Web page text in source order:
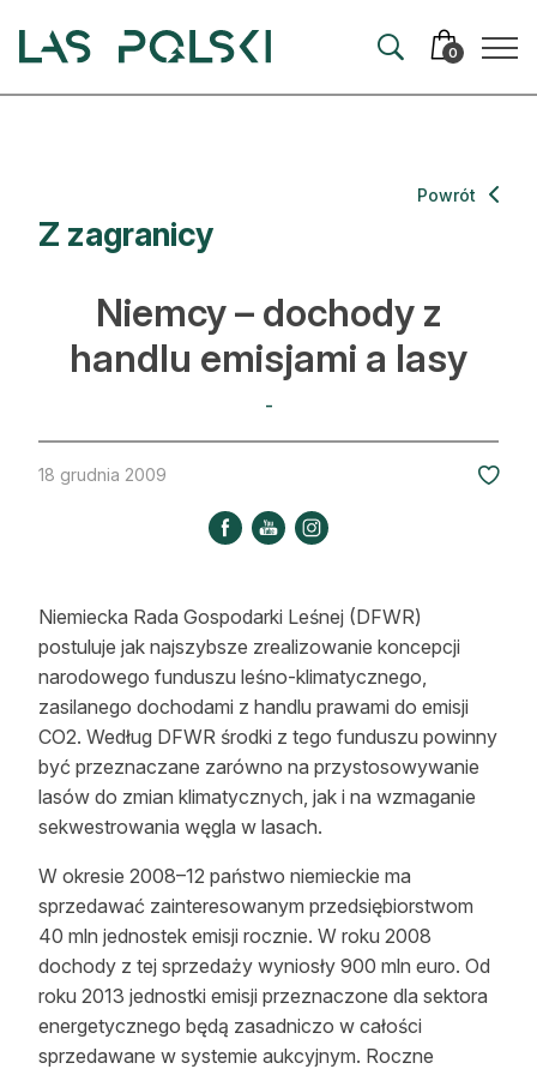
0
Artykuły
Hodowla lasu
Ochrona lasu
Nowe technologie
Kultura i historia
Auto do lasu
Dla drwala
Leśnik na zakupach
Z zagranicy
Edukacja
Lasy prywatne
O nas
100 lat „Lasu Polskiego”
Prenumerata
Z zagranicy
Powrót
Niemcy – dochody z
handlu emisjami a lasy
-
18 grudnia 2009
Niemiecka Rada Gospodarki Leśnej (DFWR)
postuluje jak najszybsze zrealizowanie koncepcji
narodowego funduszu leśno-klimatycznego,
zasilanego dochodami z handlu prawami do emisji
CO2. Według DFWR środki z tego funduszu powinny
być przeznaczane zarówno na przystosowywanie
lasów do zmian klimatycznych, jak i na wzmaganie
sekwestrowania węgla w lasach.
W okresie 2008–12 państwo niemieckie ma
sprzedawać zainteresowanym przedsiębiorstwom
40 mln jednostek emisji rocznie. W roku 2008
dochody z tej sprzedaży wyniosły 900 mln euro. Od
roku 2013 jednostki emisji przeznaczone dla sektora
energetycznego będą zasadniczo w całości
sprzedawane w systemie aukcyjnym. Roczne